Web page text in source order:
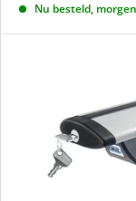
Nu besteld,